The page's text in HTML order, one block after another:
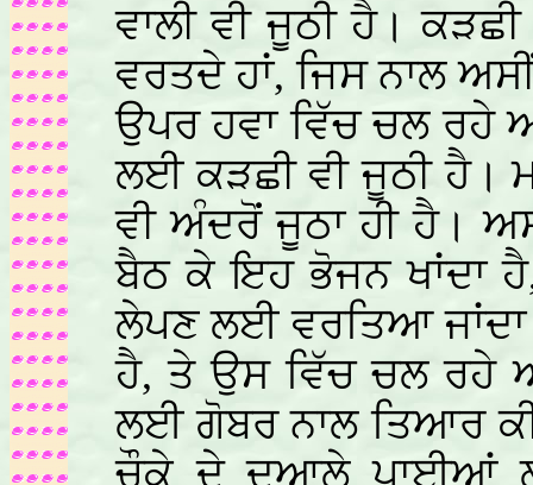
ਵਾਲੀ ਵੀ ਜੂਠੀ ਹੈ।
ਵਰਤਦੇ ਹਾਂ, ਜਿਸ ਨਾਲ
ਉਪਰ ਹਵਾ ਵਿੱਚ ਚਲ ਰਹੇ
ਲਈ ਕੜਛੀ ਵੀ ਜੂਠੀ ਹੈ।
ਵੀ ਅੰਦਰੋਂ ਜੂਠਾ ਹੀ ਹੈ।
ਬੈਠ ਕੇ ਇਹ ਭੋਜਨ ਖਾਂਦਾ
ਲੇਪਣ ਲਈ ਵਰਤਿਆ ਜਾਂਦਾ
ਹੈ, ਤੇ ਉਸ ਵਿੱਚ ਚਲ ਰਹੇ
ਲਈ ਗੋਬਰ ਨਾਲ ਤਿਆਰ
ਚੌਕੇ ਦੇ ਦੁਆਲੇ ਪਾਈਆਂ